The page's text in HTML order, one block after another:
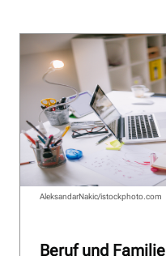
Beruf und Familie
AleksandarNakic/istockphoto.com